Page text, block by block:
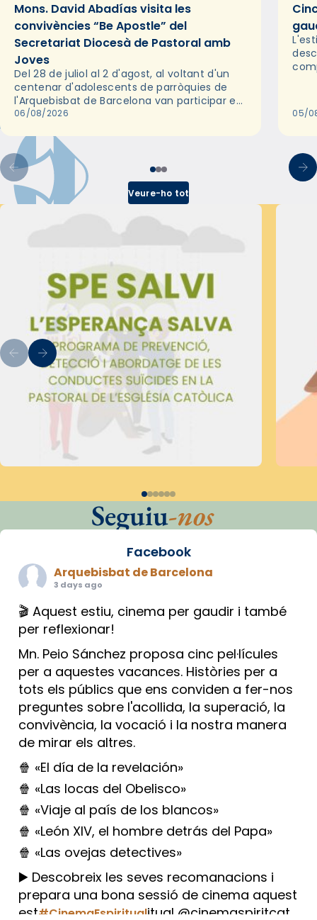
Mons. David Abadías visita les
convivències “Be Apostle” del
Secretariat Diocesà de Pastoral amb
Joves
Del 28 de juliol al 2 d'agost, al voltant d'un
centenar d'adolescents de parròquies de
l'Arquebisbat de Barcelona van participar en
les convivències Be Apostle, organitzades
06/08/2026 05/
Veure-ho tot
Seguiu-nos
Facebook
Arquebisbat de Barcelona
3 days ago
🎬 Aquest estiu, cinema per gaudir i també
per reflexionar!
Mn. Peio Sánchez proposa cinc pel·lícules
per a aquestes vacances. Històries per a
tots els públics que ens conviden a fer-nos
preguntes sobre l'acollida, la superació, la
convivència, la vocació i la nostra manera
de mirar els altres.
🍿 «El día de la revelación»
🍿 «Las locas del Obelisco»
🍿 «Viaje al país de los blancos»
🍿 «León XIV, el hombre detrás del Papa»
🍿 «Las ovejas detectives»
▶️ Descobreix les seves recomanacions i
prepara una bona sessió de cinema aquest
est#CinemaEspiritualitual @cinemaspiritcat